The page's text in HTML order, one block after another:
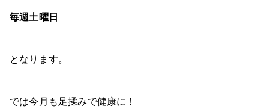
毎週土曜日
となります。
では今月も足揉みで健康に！